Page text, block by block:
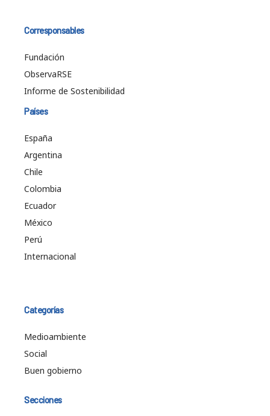
Corresponsables
Fundación
ObservaRSE
Informe de Sostenibilidad
Países
España
Argentina
Chile
Colombia
Ecuador
México
Perú
Internacional
Categorías
Medioambiente
Social
Buen gobierno
Secciones